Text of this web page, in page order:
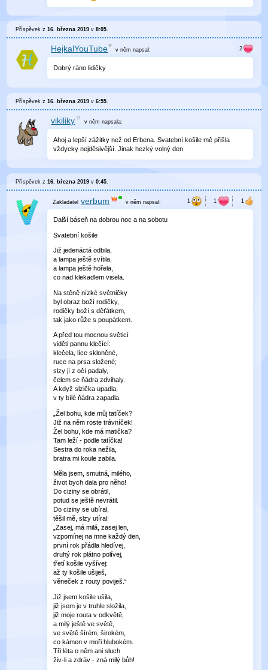
Příspěvek z16. března 2019 v8:05.
HejkalYouTube v něm napsal:
Dobrý ráno lidičky
Příspěvek z16. března 2019 v6:55.
vikiliky v němnapsala:
Ahoj a lepší zážitky než od Erbena. Svatební košile mě přišla
vždycky nejděsivější. Jinak hezký volný den.
Příspěvek z16. března 2019 v0:45
verbum v něm napsal:
Další báseň na dobrou noc a na sobotu
Svatební košile
Již jedenáctá odbila,
a lampa ještě svítila,
a lampa ještě hořela,
co nad klekadlem visela.
Na stěně nízké světničky
byl obraz boží rodičky,
rodičky boží s děťátkem,
tak jako růže s poupátkem.
A před tou mocnou světicí
viděti pannu klečící:
klečela, líce skloněné,
ruce na prsa složené;
slzy jí z očí padaly,
čelem se ňádra zdvihaly.
A když slzička upadla,
v ty bílé ňádra zapadla.
„Žel bohu, kde můj tatíček?
Již na něm roste trávníček!
Žel bohu, kde má matička?
Tam leží - podle tatíčka!
Sestra do roka nežila,
bratra mi koule zabila.
Měla jsem, smutná, milého,
život bych dala pro něho!
Do ciziny se obrátil,
potud se ještě nevrátil.
Do ciziny se ubíral,
těšil mě, slzy utíral:
„Zasej, má milá, zasej len,
vzpomínej na mne každý den,
první rok přádla hledívej,
druhý rok plátno polívej,
třetí košile vyšívej:
až ty košile ušiješ,
věneček z routy poviješ.“
Již jsem košile ušila,
již jsem je v truhle složila,
již moje routa v odkvětě,
a milý ještě ve světě,
ve světě šírém, širokém,
co kámen v moři hlubokém.
Tři léta o něm ani sluch
živ-li a zdráv - zná milý bůh!